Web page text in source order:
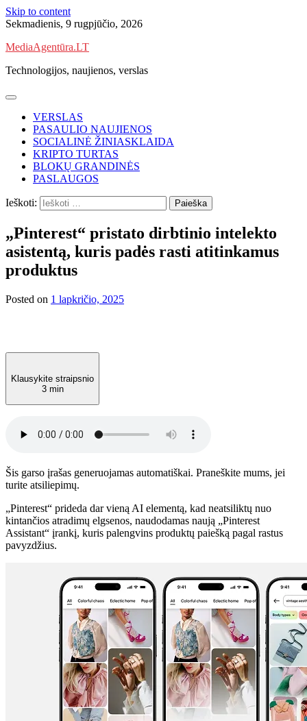
Skip to content
Sekmadienis, 9 rugpjūčio, 2026
MediaAgentūra.LT
Technologijos, naujienos, verslas
VERSLAS
PASAULIO NAUJIENOS
SOCIALINĖ ŽINIASKLAIDA
KRIPTO TURTAS
BLOKŲ GRANDINĖS
PASLAUGOS
Ieškoti:
„Pinterest“ pristato dirbtinio intelekto
asistentą, kuris padės rasti atitinkamus
produktus
Posted on 1 lapkričio, 2025
Klausykite straipsnio
3 min
Šis garso įrašas generuojamas automatiškai. Praneškite mums, jei
turite atsiliepimų.
„Pinterest“ prideda dar vieną AI elementą, kad neatsiliktų nuo
kintančios atradimų elgsenos, naudodamas naują „Pinterest
Assistant“ įrankį, kuris palengvins produktų paiešką pagal rastus
pavyzdžius.